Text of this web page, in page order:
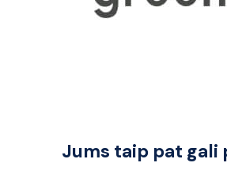
Jums taip pat